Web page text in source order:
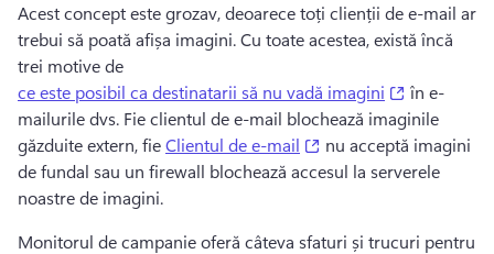
Acest concept este grozav, deoarece toți clienții de e-mail ar
trebui să poată afișa imagini. Cu toate acestea, există încă
trei motive de
ce este posibil ca destinatarii să nu vadă imagini
(opens in
în e-
mailurile dvs. Fie clientul de e-mail blochează imaginile
găzduite extern, fie Clientul de e-mail (opens in a new tab)
nu acceptă imagini
de fundal sau un firewall blochează accesul la serverele
noastre de imagini.